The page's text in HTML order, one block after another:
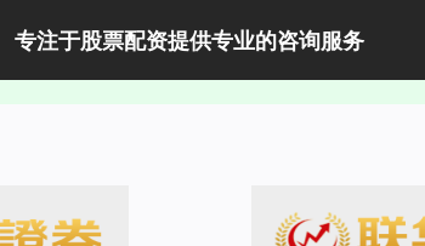
专注于股票配资提供专业的咨询服务